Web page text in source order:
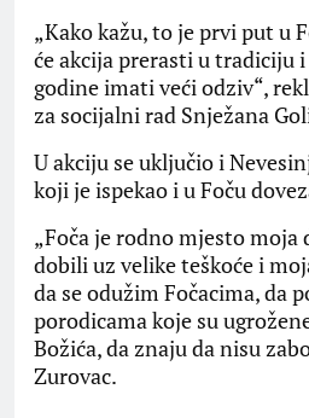
„Kako kažu, to je prvi put u
će akcija prerasti u tradiciju i
godine imati veći odziv“,
za socijalni rad Snježana
U akciju se uključio i
koji je ispekao i u Foču
„Foča je rodno mjesto moja
dobili uz velike teškoće i
da se odužim Fočacima, da
porodicama koje su
Božića, da znaju da nisu
Zurovac.